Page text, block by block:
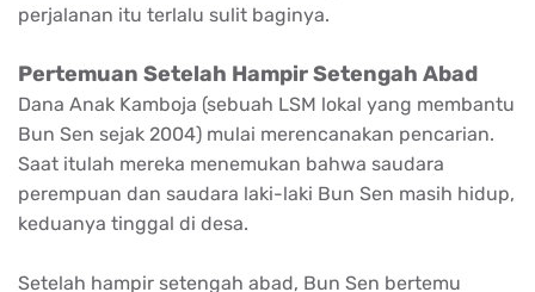
perjalanan itu terlalu sulit baginya.
Pertemuan Setelah Hampir Setengah Abad
Dana Anak Kamboja (sebuah LSM lokal yang membantu
Bun Sen sejak 2004) mulai merencanakan pencarian.
Saat itulah mereka menemukan bahwa saudara
perempuan dan saudara laki-laki Bun Sen masih hidup,
keduanya tinggal di desa.
Setelah hampir setengah abad, Bun Sen bertemu